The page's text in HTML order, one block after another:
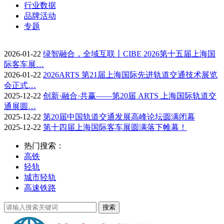
行业数据
品牌活动
专题
2026-01-22 绿智融合，全域互联丨CIBE 2026第十五届上海国
际客车展…
2026-01-22 2026ARTS 第21届上海国际先进轨道交通技术展览
会正式…
2025-12-22 创新·融合·共赢——第20届 ARTS 上海国际轨道交
通展圆…
2025-12-22 第20届中国轨道交通发展高峰论坛圆满闭幕
2025-12-22 第十四届上海国际客车展圆满落下帷幕！
热门搜索：
高铁
轻轨
城市轻轨
高速铁路